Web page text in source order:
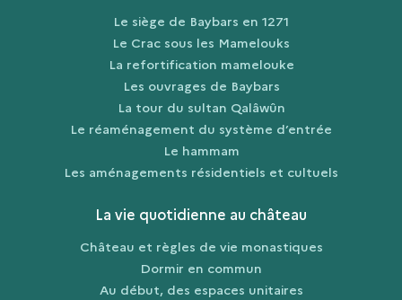
Le siège de Baybars en 1271
Le Crac sous les Mamelouks
La refortification mamelouke
Les ouvrages de Baybars
La tour du sultan Qalâwûn
Le réaménagement du système d’entrée
Le hammam
Les aménagements résidentiels et cultuels
La vie quotidienne au château
Château et règles de vie monastiques
Dormir en commun
Au début, des espaces unitaires